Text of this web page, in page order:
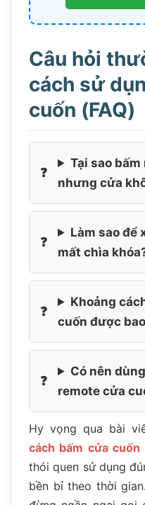
Câu hỏi
cách sử
cuốn (FAQ)
Tại sao
nhưng cửa
Làm sao để
mất chìa
Khoảng
cuốn được
Có nên
remote cửa
Hy vọng qua bài
cách bấm cửa cuốn
thói quen sử dụng
bền bỉ theo thời